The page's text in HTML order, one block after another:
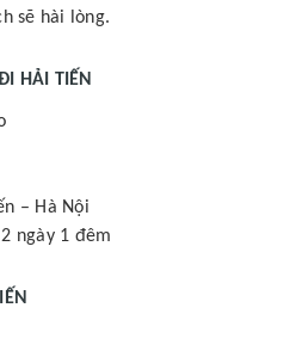
sẽ hài lòng.
HẢI TIẾN
– Hà Nội
ngày 1 đêm